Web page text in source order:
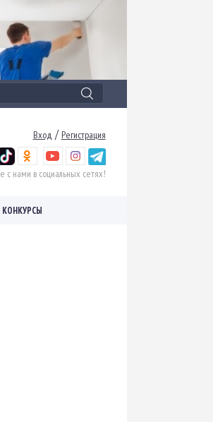
Вход / Регистрация
с нами в социальных сетях!
КОНКУРСЫ